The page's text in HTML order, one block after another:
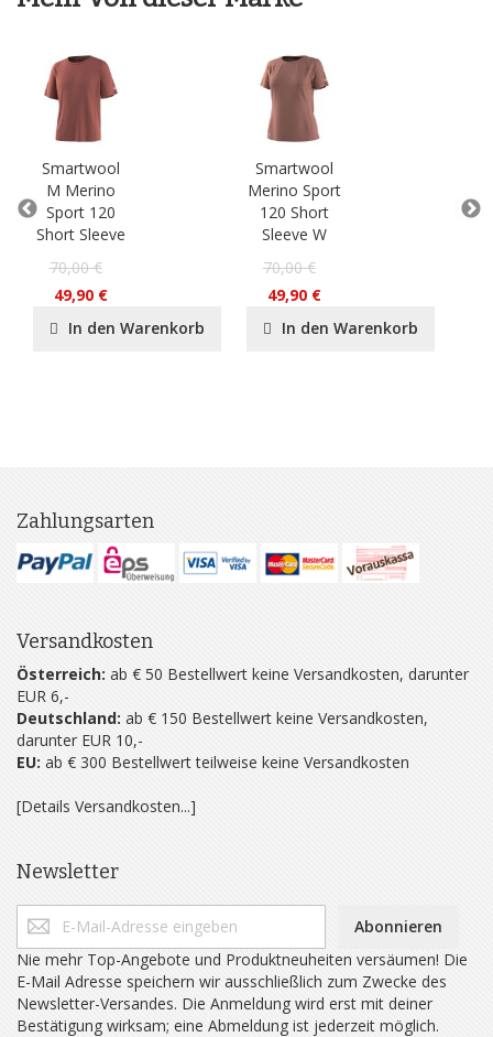
Smartwool
M Merino
Sport 120
Short Sleeve
70,00 €
49,90 €
In den Warenkorb
Smartwool
Merino Sport
120 Short
Sleeve W
70,00 €
49,90 €
In den Warenkorb
Zahlungsarten
Versandkosten
Österreich: ab € 50 Bestellwert keine Versandkosten, darunter
EUR 6,-
Deutschland: ab € 150 Bestellwert keine Versandkosten,
darunter EUR 10,-
EU: ab € 300 Bestellwert teilweise keine Versandkosten
[Details Versandkosten...]
Newsletter
Abonnieren
Nie mehr Top-Angebote und Produktneuheiten versäumen! Die
E-Mail Adresse speichern wir ausschließlich zum Zwecke des
Newsletter-Versandes. Die Anmeldung wird erst mit deiner
Bestätigung wirksam; eine Abmeldung ist jederzeit möglich.